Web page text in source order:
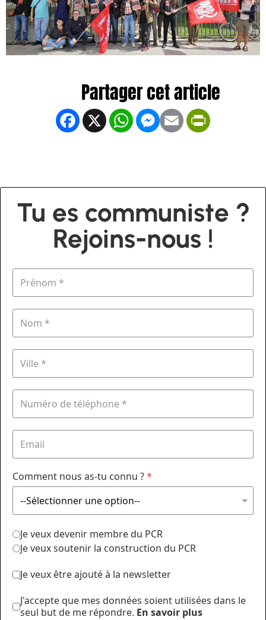
Facebook
X WhatsApp
Messenger
Email
Tu es communiste ?
Rejoins-nous !
Comment nous as-tu connu ?*
Je veux devenir membre du PCR
Je veux soutenir la construction du PCR
Je veux être ajouté à la newsletter
J'accepte que mes données soient utilisées dans le
seul but de me répondre. En savoir plus